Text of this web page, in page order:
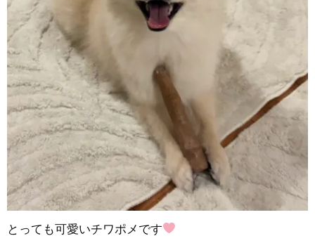
とっても可愛いチワポメです